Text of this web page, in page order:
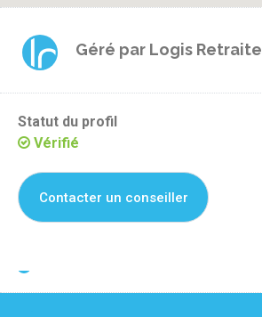
Géré par Logis Retraite
Statut du profil
Vérifié
Contacter un conseiller